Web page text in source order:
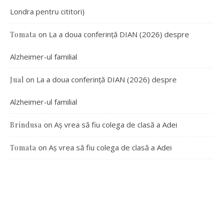
Londra pentru cititori)
Tomata on La a doua conferință DIAN (2026) despre
Alzheimer-ul familial
Jual on La a doua conferință DIAN (2026) despre
Alzheimer-ul familial
Brindusa on Aș vrea să fiu colega de clasă a Adei
Tomata on Aș vrea să fiu colega de clasă a Adei